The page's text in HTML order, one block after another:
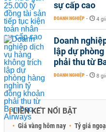
sự cấp cao
DOANH NGHIỆP - 4
Doanh
lập dự
phải thu từ
DOANH NGHIỆP - 8
LIÊN KẾT NỔI BẬT
Giá vàng hôm nay Tỷ giá